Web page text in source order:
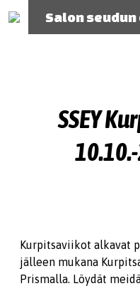
SSEY
Kurpitsaviikot alkavat
jälleen mukana
Prismalla. Löydät